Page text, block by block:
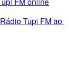
Tupi FM ao